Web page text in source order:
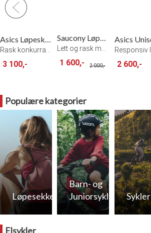
Asics Løpesko Metaspeed Sky Tokyo
3 100,-
Saucony Løpesko M Endorphin Azura
1 600,- 2 000,- 2 600,-
Populære kategorier
Løpesekker
Barn- og
Juniorsykler
Sykler
Elsykler